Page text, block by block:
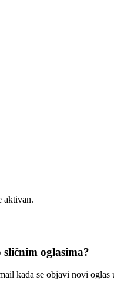
aktivan.
oglasima?
kada se objavi novi